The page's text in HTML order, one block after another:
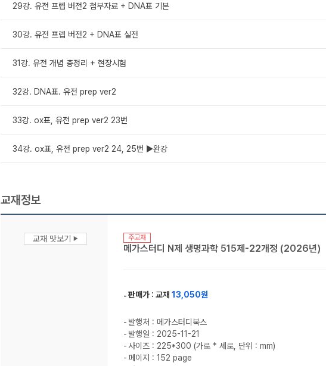
29강. 유전 프렙 버전2 첨부자료 + DNA표 기본
30강. 유전 프렙 버전2 + DNA표 실전
31강. 유전 개념 총정리 + 현장시험
32강. DNA표. 유전 prep ver2
33강. ox표, 유전 prep ver2 23번
34강. ox표, 유전 prep ver2 24, 25번 ▶완강
교재정보
교재 맛보기 ▶ 주교재
메가스터디 N제 생명과학 515제-22개정 (2026년)
판매가 : 교재 13,050원
발행처 : 메가스터디북스
발행일 : 2025-11-21
사이즈 : 225*300 (가로 * 세로, 단위 : mm)
페이지 : 152 page